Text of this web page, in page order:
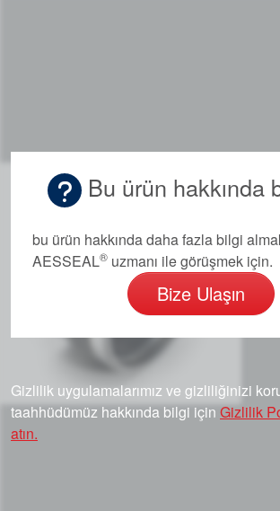
Bu ürün hakkında
bu ürün hakkında daha fazla bilgi
AESSEAL® uzmanı ile görüşmek için.
Bize Ulaşın
Gizlilik uygulamalarımız ve gizliliğinizi
taahhüdümüz hakkında bilgi için Gizlilik
atın.